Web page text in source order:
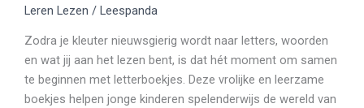
Leren Lezen / Leespanda
Zodra je kleuter nieuwsgierig wordt naar letters, woorden
en wat jij aan het lezen bent, is dat hét moment om samen
te beginnen met letterboekjes. Deze vrolijke en leerzame
boekjes helpen jonge kinderen spelenderwijs de wereld van